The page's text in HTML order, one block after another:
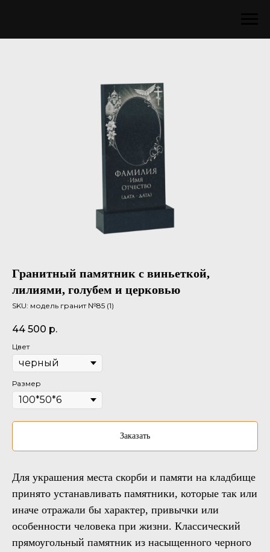
Гранитный памятник с виньеткой,
лилиями, голубем и церковью
SKU: модель гранит №85 (1)
44 500 р.
Цвет
Размер
Заказать
Для украшения места скорби и памяти на кладбище
принято устанавливать памятники, которые так или
иначе отражали бы характер, привычки или
особенности человека при жизни. Классический
прямоугольный памятник из насыщенного черного